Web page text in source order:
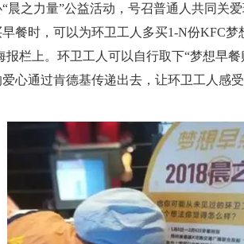
晨之力量”公益活动，号召普通人共同关
餐时，可以为环卫工人多买1-N份KFC
报栏上。环卫工人可以自行取下“梦想早
心通过肯德基传递出去，让环卫工人感